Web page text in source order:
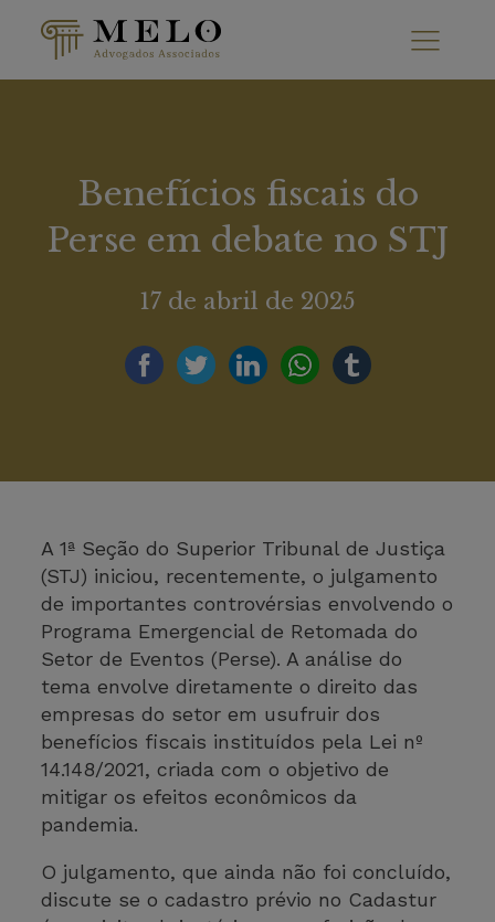
Benefícios fiscais do
Perse em debate no STJ
17 de abril de 2025
A 1ª Seção do Superior Tribunal de Justiça
(STJ) iniciou, recentemente, o julgamento
de importantes controvérsias envolvendo o
Programa Emergencial de Retomada do
Setor de Eventos (Perse). A análise do
tema envolve diretamente o direito das
empresas do setor em usufruir dos
benefícios fiscais instituídos pela Lei nº
14.148/2021, criada com o objetivo de
mitigar os efeitos econômicos da
pandemia.
O julgamento, que ainda não foi concluído,
discute se o cadastro prévio no Cadastur